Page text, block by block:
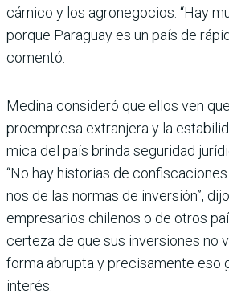
cárnico y los agro­negocios. “Hay
porque Paraguay es un país de
comentó.
Medina consideró que ellos ven
proempresa extranjera y la
mica del país brinda seguri­dad
“No hay historias de
nos de las normas de inver­sión”,
empresarios chilenos o de otros
certeza de que sus inver­siones no
forma abrupta y preci­samente eso
interés.